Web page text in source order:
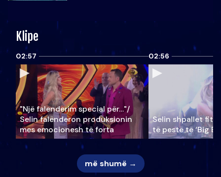
Klipe
02:57
"Një falenderim special për…"/
Selin falënderon produksionin
mes emocionesh të forta
02:56
Selin shpallet
të pestë të ‘Big
më shumë →